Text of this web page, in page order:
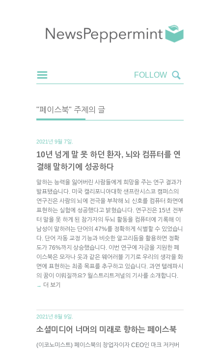
"페이스북" 주제의 글
2021년 9월 7일.
10년 넘게 말 못 하던 환자, 뇌와 컴퓨터를 연
결해 말하기에 성공하다
말하는 능력을 잃어버린 사람들에게 희망을 주는 연구 결과가
발표됐습니다. 미국 캘리포니아대학 샌프란시스코 캠퍼스의
연구진은 사람의 뇌에 전극을 부착해 뇌 신호를 컴퓨터 화면에
표현하는 실험에 성공했다고 밝혔습니다. 연구진은 15년 전부
터 말을 못 하게 된 참가자의 두뇌 활동을 컴퓨터에 기록해 이
남성이 말하려는 단어의 47%를 정확하게 식별할 수 있었습니
다. 단어 자동 교정 기능과 비슷한 알고리듬을 활용하면 정확
도가 76%까지 상승했습니다. 이번 연구에 자금을 지원한 페
이스북은 모자나 옷과 같은 웨어러블 기기로 우리의 생각을 화
면에 표현하는 최종 목표를 추구하고 있습니다. 과연 텔레파시
의 꿈이 이뤄질까요? 월스트리트저널의 기사를 소개합니다.
→ 더 보기
2021년 8월 9일.
소셜미디어 너머의 미래로 향하는 페이스북
(이코노미스트) 페이스북의 창업자이자 CEO인 마크 저커버